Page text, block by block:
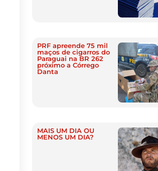
PRF apreende 75 mil
maços de cigarros do
Paraguai na BR 262
próximo a Córrego
Danta
MAIS UM DIA OU
MENOS UM DIA?